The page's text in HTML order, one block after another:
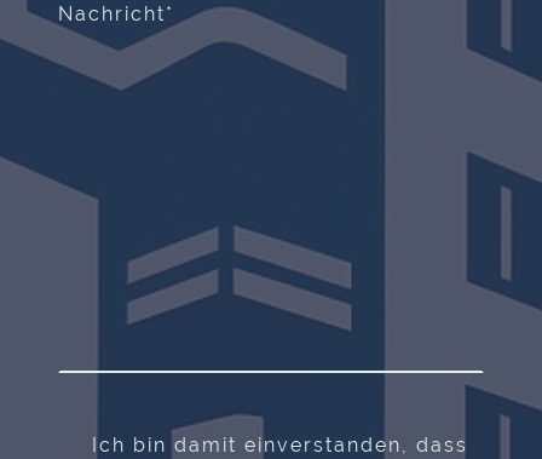
Nachricht*
Ich bin damit einverstanden, dass